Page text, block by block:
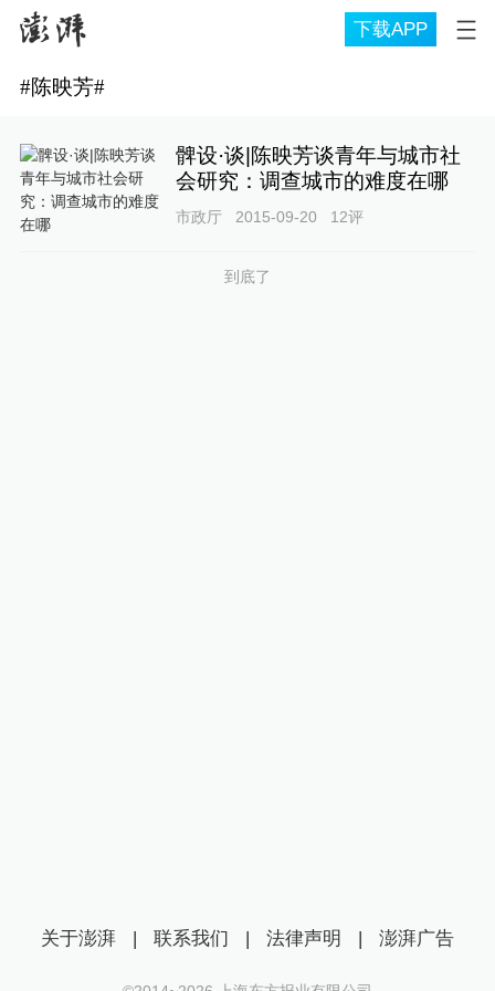
下载APP
#陈映芳#
髀设·谈|陈映芳谈青年与城市社
会研究：调查城市的难度在哪
市政厅 2015-09-20 12评
到底了
关于澎湃 | 联系我们 | 法律声明 | 澎湃广告